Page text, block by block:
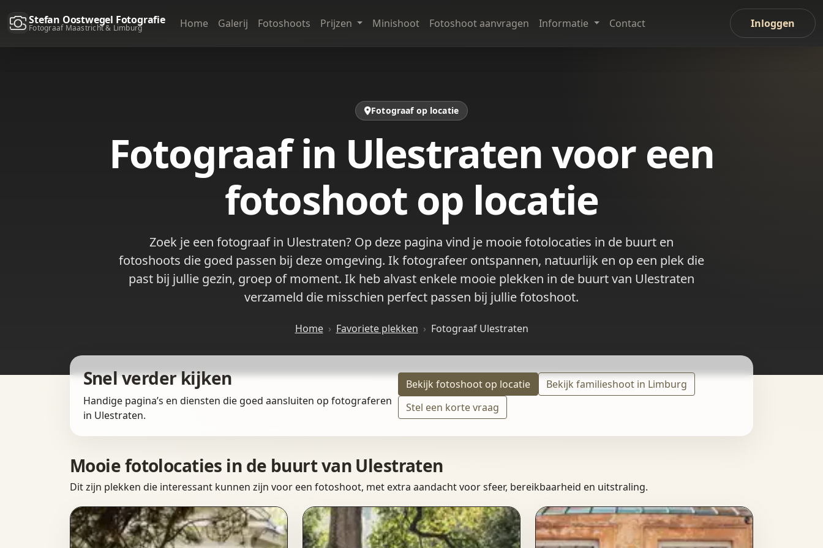
Stefan Oostwegel Fotografie
Fotograaf Maastricht & Limburg Home Galerij Fotoshoots Prijzen Minishoot Fotoshoot aanvragen Informatie Contact Inloggen
Fotograaf op locatie
Fotograaf in Ulestraten voor een
fotoshoot op locatie
Zoek je een fotograaf in Ulestraten? Op deze pagina vind je mooie fotolocaties in de buurt en
fotoshoots die goed passen bij deze omgeving. Ik fotografeer ontspannen, natuurlijk en op een plek die
past bij jullie gezin, groep of moment. Ik heb alvast enkele mooie plekken in de buurt van Ulestraten
verzameld die misschien perfect passen bij jullie fotoshoot.
Home Favoriete plekken Fotograaf Ulestraten
Snel verder kijken
Handige pagina’s en diensten die goed aansluiten op fotograferen
in Ulestraten.
Bekijk fotoshoot op locatie
Bekijk familieshoot in Limburg
Stel een korte vraag
Mooie fotolocaties in de buurt van Ulestraten
Dit zijn plekken die interessant kunnen zijn voor een fotoshoot, met extra aandacht voor sfeer, bereikbaarheid en uitstraling.